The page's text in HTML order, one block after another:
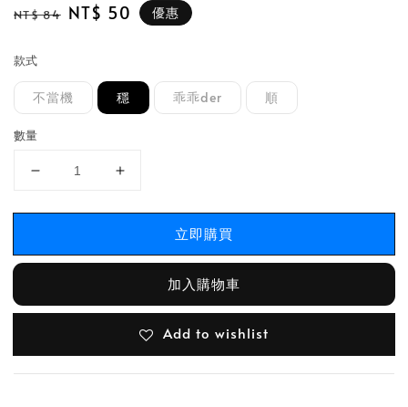
Regular
NT$ 84 Sale
NT$ 50 優惠
款式
不當機 穩 乖乖der 順
數量
立即購買
加入購物車
Add to wishlist